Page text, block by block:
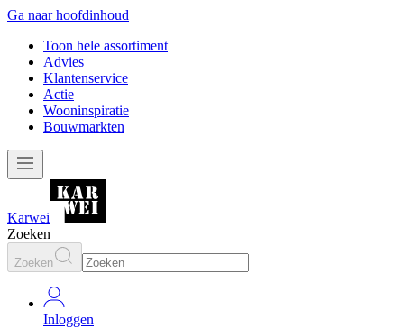
Ga naar hoofdinhoud
Toon hele assortiment
Advies
Klantenservice
Actie
Wooninspiratie
Bouwmarkten
Karwei
Zoeken
Zoeken
Inloggen